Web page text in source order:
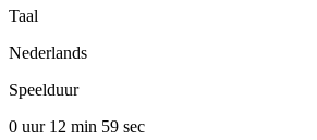
Taal
Nederlands
Speelduur
0 uur 12 min 59 sec